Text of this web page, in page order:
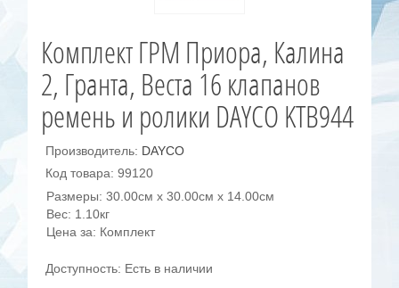
Комплект ГРМ Приора, Калина
2, Гранта, Веста 16 клапанов
ремень и ролики DAYCO KTB944
Производитель: DAYCO
Код товара: 99120
Размеры: 30.00см x 30.00см x 14.00см
Вес: 1.10кг
Цена за: Комплект
Доступность: Есть в наличии